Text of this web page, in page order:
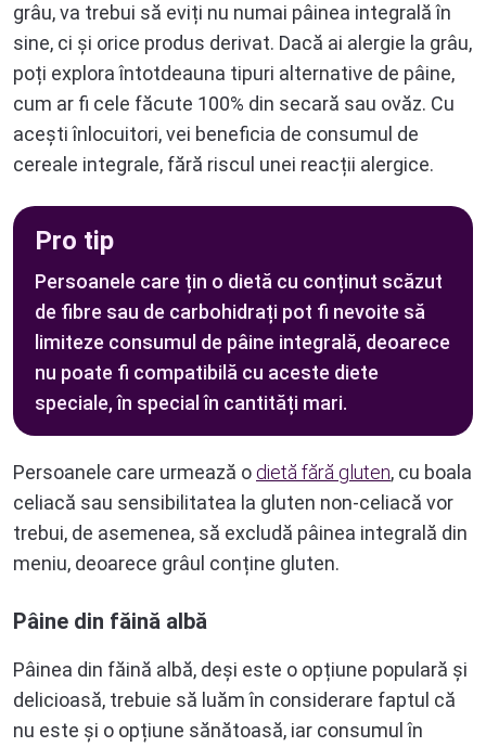
grâu, va trebui să eviți nu numai pâinea integrală în
sine, ci și orice produs derivat. Dacă ai alergie la grâu,
poți explora întotdeauna tipuri alternative de pâine,
cum ar fi cele făcute 100% din secară sau ovăz. Cu
acești înlocuitori, vei beneficia de consumul de
cereale integrale, fără riscul unei reacții alergice.
Pro tip
Persoanele care țin o dietă cu conținut scăzut
de fibre sau de carbohidrați pot fi nevoite să
limiteze consumul de pâine integrală, deoarece
nu poate fi compatibilă cu aceste diete
speciale, în special în cantități mari.
Persoanele care urmează o dietă fără gluten, cu boala
celiacă sau sensibilitatea la gluten non-celiacă vor
trebui, de asemenea, să excludă pâinea integrală din
meniu, deoarece grâul conține gluten.
Pâine din făină albă
Pâinea din făină albă, deși este o opțiune populară și
delicioasă, trebuie să luăm în considerare faptul că
nu este și o opțiune sănătoasă, iar consumul în